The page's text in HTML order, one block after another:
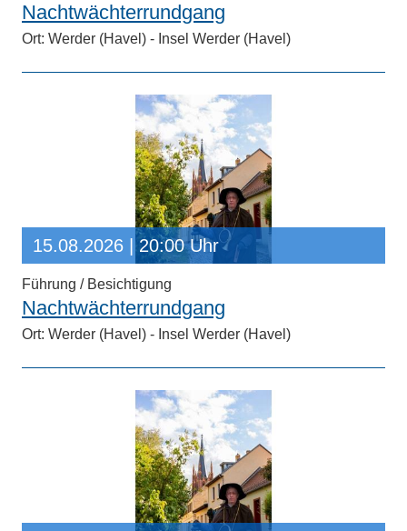
Nachtwächterrundgang
Ort: Werder (Havel) - Insel Werder (Havel)
15.08.2026 | 20:00 Uhr
Führung / Besichtigung
Nachtwächterrundgang
Ort: Werder (Havel) - Insel Werder (Havel)